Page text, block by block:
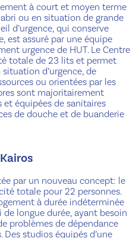
à court et moyen terme
ou en situation de grande
d’urgence, qui conserve
est assuré par une équipe
urgence de HUT. Le Centre
totale de 23 lits et permet
d’urgence, de
ou orientées par les
sont majoritairement
et équipées de sanitaires
de douche et de buanderie
par un nouveau concept: le
totale pour 22 personnes.
à durée indéterminée
longue durée, ayant besoin
problèmes de dépendance
studios équipés d’une